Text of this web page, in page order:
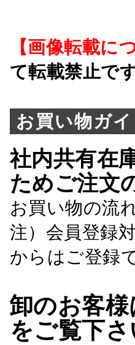
【画像転載に
て転載禁止です
お買い
社内共有在
ためご注文
お買い物の流
注）会員登録
からはご登録
卸のお客
をご覧下さ